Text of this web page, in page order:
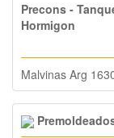
Precons -
Hormigon
Malvinas Arg